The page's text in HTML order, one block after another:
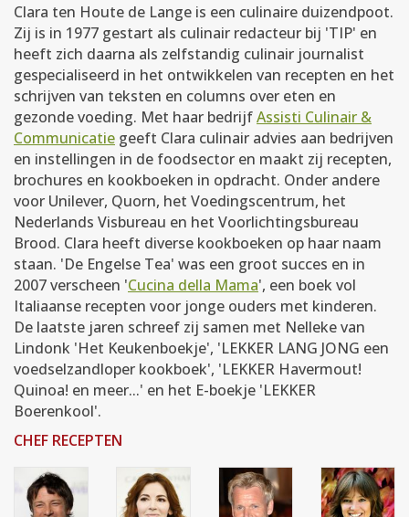
Clara ten Houte de Lange is een culinaire duizendpoot.
Zij is in 1977 gestart als culinair redacteur bij 'TIP' en
heeft zich daarna als zelfstandig culinair journalist
gespecialiseerd in het ontwikkelen van recepten en het
schrijven van teksten en columns over eten en
gezonde voeding. Met haar bedrijfAssisti Culinair &
Communicatie geeft Clara culinair advies aan bedrijven
en instellingen in de foodsector en maakt zij recepten,
brochures en kookboeken in opdracht. Onder andere
voor Unilever, Quorn, het Voedingscentrum, het
Nederlands Visbureau en het Voorlichtingsbureau
Brood. Clara heeft diverse kookboeken op haar naam
staan. 'De Engelse Tea' was een groot succes en in
2007 verscheen 'Cucina della Mama', een boek vol
Italiaanse recepten voor jonge ouders met kinderen.
De laatste jaren schreef zij samen met Nelleke van
Lindonk 'Het Keukenboekje', 'LEKKER LANG JONG een
voedselzandloper kookboek', 'LEKKER Havermout!
Quinoa! en meer...' en het E-boekje 'LEKKER
Boerenkool'.
CHEF RECEPTEN